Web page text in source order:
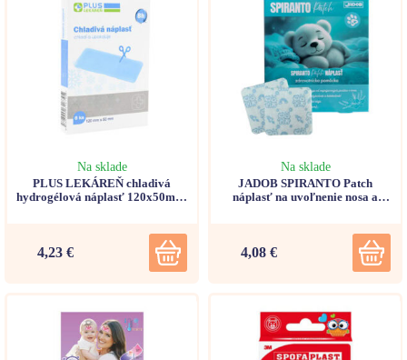
Na sklade
PLUS LEKÁREŇ chladivá
hydrogélová náplasť 120x50mm,
4,23 €
Na sklade
JADOB SPIRANTO Patch
náplasť na uvoľnenie nosa a
4,08 €